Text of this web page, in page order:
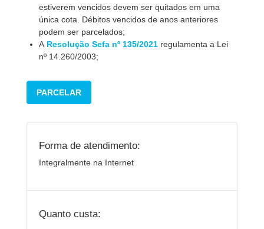
estiverem vencidos devem ser quitados em uma
única cota. Débitos vencidos de anos anteriores
podem ser parcelados;
A Resolução Sefa nº 135/2021 regulamenta a Lei
nº 14.260/2003;
PARCELAR
Forma de atendimento:
Integralmente na Internet
Quanto custa: